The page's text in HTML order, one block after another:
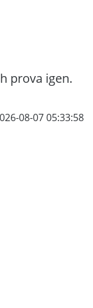
prova igen.
08-07 05:33:58